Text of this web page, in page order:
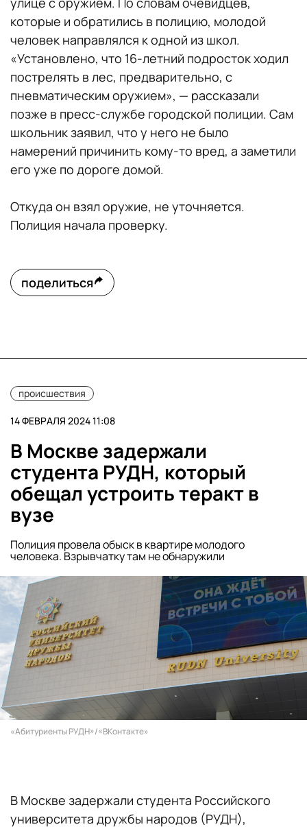
которые и обратились в полицию, молодой
человек направлялся к одной из школ.
«Установлено, что 16-летний подросток ходил
пострелять в лес, предварительно, с
пневматическим оружием», — рассказали
позже в пресс-службе городской полиции. Сам
школьник заявил, что у него не было
намерений причинить кому-то вред, а заметили
его уже по дороге домой.
Откуда он взял оружие, не уточняется.
Полиция начала проверку.
поделиться
происшествия
14 ФЕВРАЛЯ 2024 11:08
В Москве задержали
студента РУДН, который
обещал устроить теракт в
вузе
Полиция провела обыск в квартире молодого
человека. Взрывчатку там не обнаружили
«Абитуриенты РУДН»/«ВКонтакте»
В Москве задержали студента Российского
университета дружбы народов (РУДН),